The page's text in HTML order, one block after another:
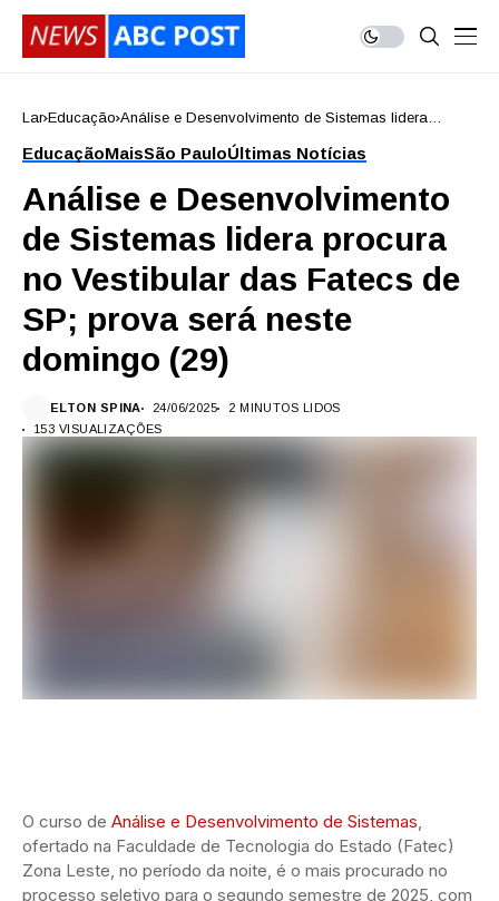
Lar Educação Análise e Desenvolvimento de Sistemas lidera
neste domingo (29)
EducaçãoMaisSão PauloÚltimas Notícias
Análise e Desenvolvimento
de Sistemas lidera procura
no Vestibular das Fatecs de
SP; prova será neste
domingo (29)
ELTON SPINA 24/06/2025
2 MINUTOS LIDOS
153 VISUALIZAÇÕES
O curso de Análise e Desenvolvimento de Sistemas,
ofertado na Faculdade de Tecnologia do Estado (Fatec)
Zona Leste, no período da noite, é o mais procurado no
processo seletivo para o segundo semestre de 2025, com